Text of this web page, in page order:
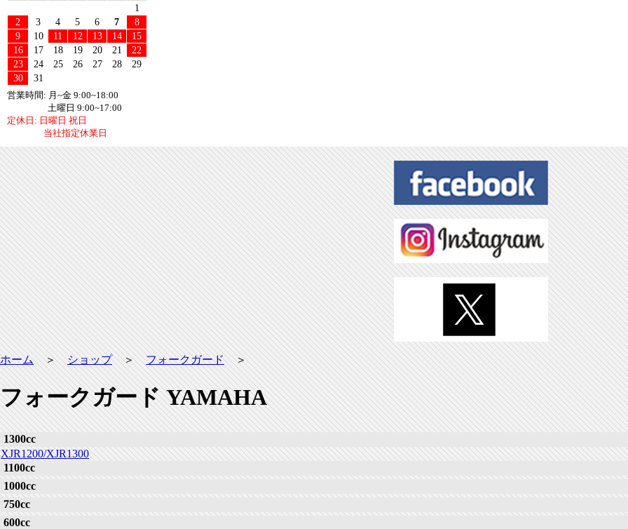
1
2
3 4 5 6 7
8
9
10 11 12 13 14
15
16
17 18 19 20 21
22
23
24 25 26 27 28
29
30
31
営業時間: 月~金 9:00~18:00
土曜日 9:00~17:00
定休日: 日曜日 祝日
当社指定休業日
ホーム＞ショップ＞フォークガード＞
フォークガード YAMAHA
1300cc
XJR1200/XJR1300
1100cc
1000cc
750cc
600cc